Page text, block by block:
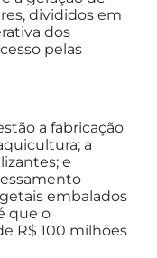
divididos em
dos
pelas
a fabricação
a
e
embalados
que o
R$ 100 milhões